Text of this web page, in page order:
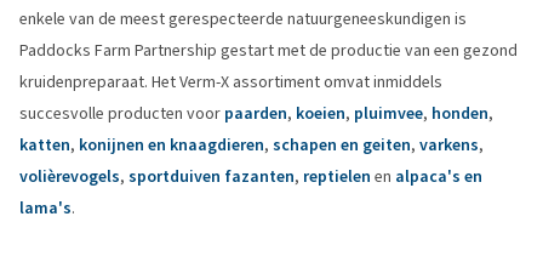
enkele van de meest gerespecteerde natuurgeneeskundigen is
Paddocks Farm Partnership gestart met de productie van een gezond
kruidenpreparaat. Het Verm-X assortiment omvat inmiddels
succesvolle producten voor paarden, koeien, pluimvee, honden,
katten, konijnen en knaagdieren, schapen en geiten, varkens,
volièrevogels, sportduiven fazanten, reptielen en alpaca's en
lama's.